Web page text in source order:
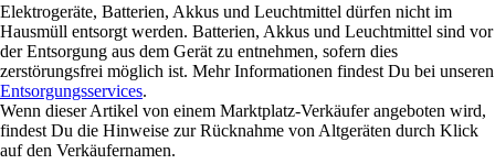
Elektrogeräte, Batterien, Akkus und Leuchtmittel dürfen nicht im
Hausmüll entsorgt werden. Batterien, Akkus und Leuchtmittel sind vor
der Entsorgung aus dem Gerät zu entnehmen, sofern dies
zerstörungsfrei möglich ist. Mehr Informationen findest Du bei unseren
Entsorgungsservices.
Wenn dieser Artikel von einem Marktplatz-Verkäufer angeboten wird,
findest Du die Hinweise zur Rücknahme von Altgeräten durch Klick
auf den Verkäufernamen.